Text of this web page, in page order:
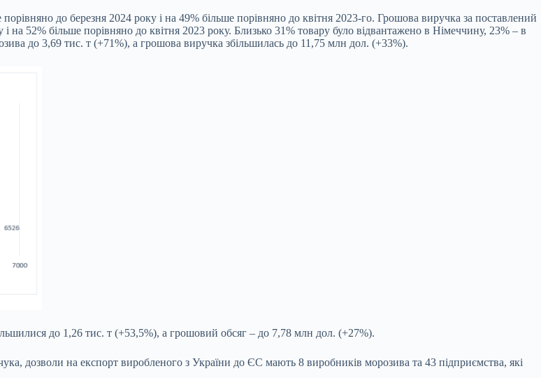
до березня 2024 року і на 49% більше порівняно до квітня 2023-го. Грошова виручка за поставлений
52% більше порівняно до квітня 2023 року. Близько 31% товару було відвантажено в Німеччину, 23% – в
до 3,69 тис. т (+71%), а грошова виручка збільшилась до 11,75 млн дол. (+33%).
до 1,26 тис. т (+53,5%), а грошовий обсяг – до 7,78 млн дол. (+27%).
дозволи на експорт виробленого з України до ЄС мають 8 виробників морозива та 43 підприємства, які